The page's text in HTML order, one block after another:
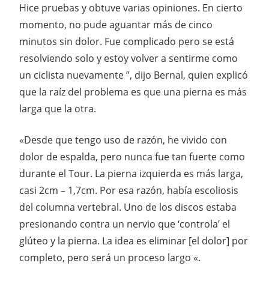
Hice pruebas y obtuve varias opiniones. En cierto
momento, no pude aguantar más de cinco
minutos sin dolor. Fue complicado pero se está
resolviendo solo y estoy volver a sentirme como
un ciclista nuevamente ”, dijo Bernal, quien explicó
que la raíz del problema es que una pierna es más
larga que la otra.
«Desde que tengo uso de razón, he vivido con
dolor de espalda, pero nunca fue tan fuerte como
durante el Tour. La pierna izquierda es más larga,
casi 2cm – 1,7cm. Por esa razón, había escoliosis
del columna vertebral. Uno de los discos estaba
presionando contra un nervio que ‘controla’ el
glúteo y la pierna. La idea es eliminar [el dolor] por
completo, pero será un proceso largo «.